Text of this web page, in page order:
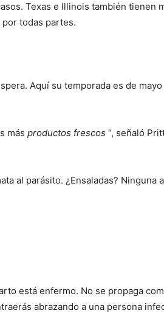
Texas e Illinois también tienen
todas partes.
Aquí su temporada es de mayo
más productos frescos “, señaló
al parásito. ¿Ensaladas? Ninguna
está enfermo. No se propaga
abrazando a una persona